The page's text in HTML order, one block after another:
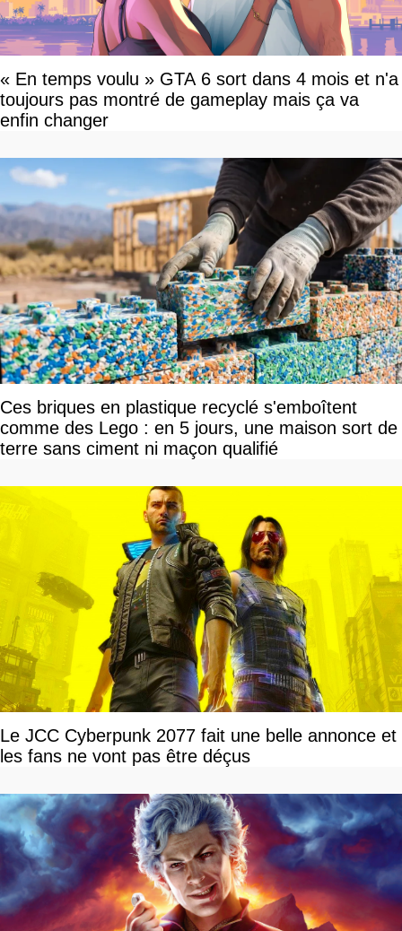
« En temps voulu » GTA 6 sort dans 4 mois et n'a
toujours pas montré de gameplay mais ça va
enfin changer
Ces briques en plastique recyclé s'emboîtent
comme des Lego : en 5 jours, une maison sort de
terre sans ciment ni maçon qualifié
Le JCC Cyberpunk 2077 fait une belle annonce et
les fans ne vont pas être déçus